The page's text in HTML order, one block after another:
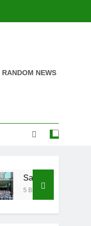
RANDOM NEWS
MANPK
Bulan Ago